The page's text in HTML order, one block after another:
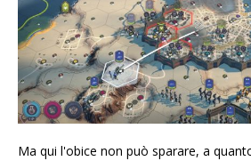
Ma qui l'obice non può sparare, a